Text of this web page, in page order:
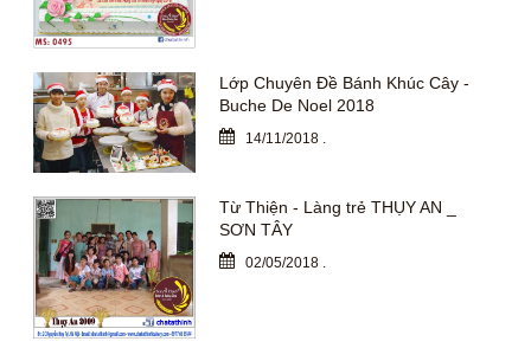
Lớp Chuyên Đề Bánh Khúc Cây -
Buche De Noel 2018
14/11/2018
Từ Thiện - Làng trẻ THỤY AN _
SƠN TÂY
02/05/2018